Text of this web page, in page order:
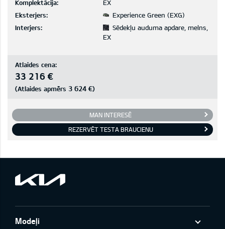
Komplektācija:
EX
Eksterjers:
Experience Green (EXG)
Interjers:
Sēdekļu auduma apdare, melns,
EX
Atlaides cena:
33 216 €
(Atlaides apmērs 3 624 €)
MAN INTERESĒ
REZERVĒT TESTA BRAUCIENU
Modeļi